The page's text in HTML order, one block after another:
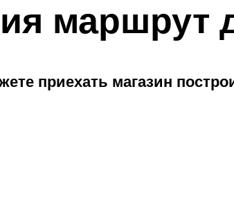
маршрут
приехать магазин